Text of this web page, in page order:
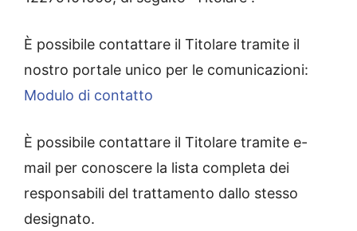
È possibile contattare il Titolare tramite il
nostro portale unico per le comunicazioni:
Modulo di contatto
È possibile contattare il Titolare tramite e-
mail per conoscere la lista completa dei
responsabili del trattamento dallo stesso
designato.